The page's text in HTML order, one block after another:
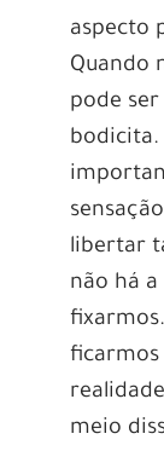
aspecto
Quando
pode
bodicita.
libertar
não há
ficarmos
meio